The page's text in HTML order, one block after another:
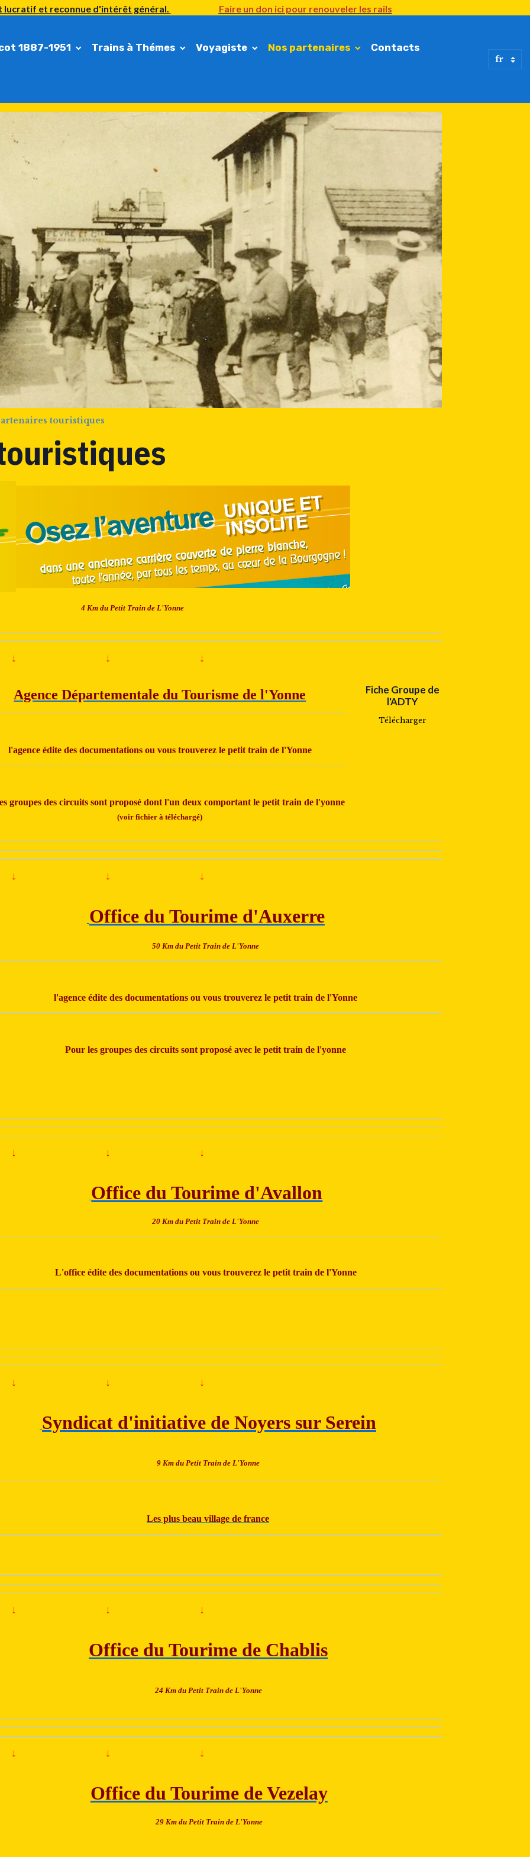
lucratif et reconnue d'intérêt général. Faire un don icipour renouvelerles rails
1887-1951 Trains à Thémes Voyagiste Nos partenaires Contacts
touristiques
4 Km du Petit Train de L'Yonne
↓ ↓ ↓
Agence Départementale du Tourisme de l'Yonne
l'agence édite des documentations ou vous trouverez le petit train de l'Yonne
groupes des circuits sont proposé dont l'un deux comportant le petit train de l'yonne
(voir fichier à téléchargé)
Fiche Groupe de
l'ADTY
Télécharger
↓ ↓ ↓
Office du Tourime d'Auxerre
50 Km du Petit Train de L'Yonne
l'agence édite des documentations ou vous trouverez le petit train de l'Yonne
Pour les groupes des circuits sont proposé avec le petit train de l'yonne
↓ ↓ ↓
Office du Tourime d'Avallon
20 Km du Petit Train de L'Yonne
L'office édite des documentations ou vous trouverez le petit train de l'Yonne
↓ ↓ ↓
Syndicat d'initiative de Noyers sur Serein
9 Km du Petit Train de L'Yonne
Les plus beau village de france
↓ ↓ ↓
Office du Tourime de Chablis
24 Km du Petit Train de L'Yonne
↓ ↓ ↓
Office du Tourime de Vezelay
29 Km du Petit Train de L'Yonne